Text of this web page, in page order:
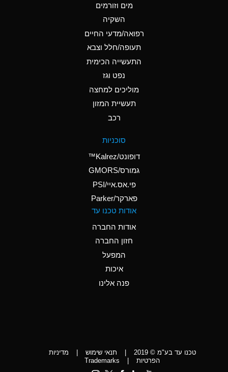
Ammonium Hydroxide
A
Ammonium Nitrate
Ammonium Nitrite
Ammonium Persulfate
Ammonium Phosphate
A
Ammonium Sulfate
*
Amyl Acetate (Banana
Aniline
D
מים וזורמים
השקיה
רפואה/מדעי החיים
תעופה/חלל וצבא
התעשייה הכימית
נפט וגז
מוליכים למחצה
תעשיית המזון
רכב
סוכניות
דופונט/Kalrez™
גמורס/GMORS
פי.אס.איי/PSI
פארקר/Parker
אודות טכנו עד
אודות החברה
חזון החברה
המפעל
איכות
פנה אלינו
טכנו עד בע"מ © 2019 | תנאי שימוש |
מדיניות
הפרטיות
|
Trademarks